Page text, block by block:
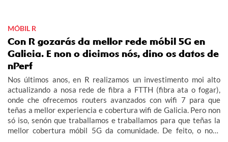
MÓBIL R
Con R gozarás da mellor rede móbil 5G en
Galicia. E non o dicimos nós, dino os datos de
nPerf
Nos últimos anos, en R realizamos un investimento moi alto
actualizando a nosa rede de fibra a FTTH (fibra ata o fogar),
onde che ofrecemos routers avanzados con wifi 7 para que
teñas a mellor experiencia e cobertura wifi de Galicia. Pero non
só iso, senón que traballamos e traballamos para que teñas la
mellor cobertura móbil 5G da comunidade. De feito, o noso